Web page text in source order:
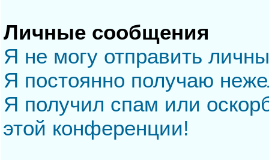
Личные сообщения
Я не могу отправить
Я постоянно получаю
Я получил спам или
этой конференции!